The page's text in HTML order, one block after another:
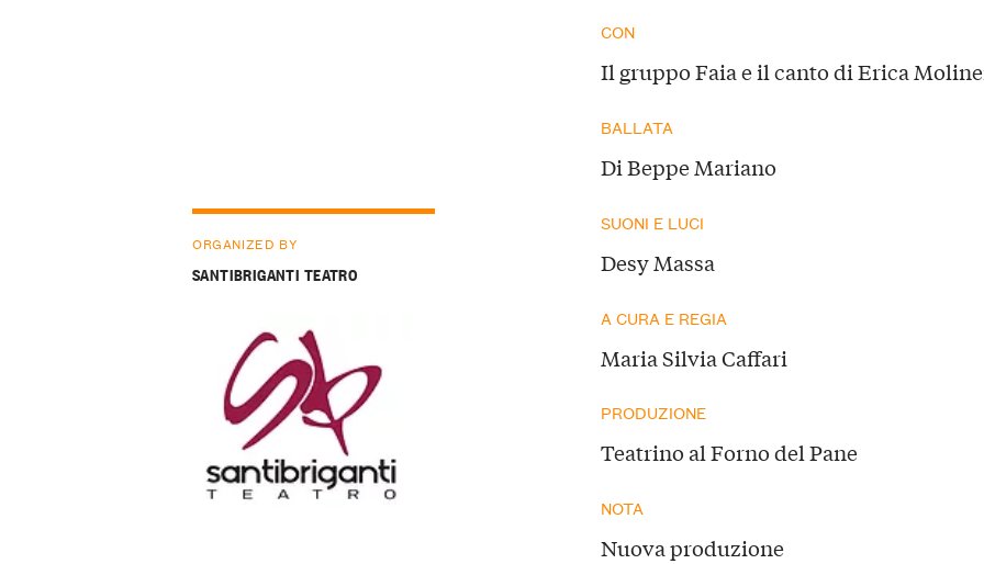
CON
Il gruppo Faia e il canto di Erica
BALLATA
Di Beppe Mariano
SUONI E LUCI
Desy Massa
A CURA E REGIA
Maria Silvia Caffari
PRODUZIONE
Teatrino al Forno del Pane
NOTA
Nuova produzione
ORGANIZED BY
SANTIBRIGANTI TEATRO